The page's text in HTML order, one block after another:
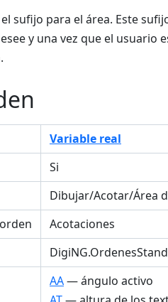
sufijo para el área. Este
y una vez que el usuario
Variable real
Si
Dibujar/Acotar/Área
Acotaciones
AA— ángulo activo